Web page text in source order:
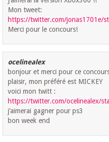
Mon tweet:
https://twitter.com/jonas1701e/
Merci pour le concours!
ocelinealex
bonjour et merci pour ce
plaisir, mon préféré est MICKEY
voici mon twitt :
https://twitter.com/ocelinealex/
j’aimerai gagner pour ps3
bon week end